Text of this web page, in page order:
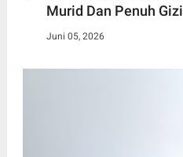
Murid Dan Penuh Gizi
Juni 05, 2026